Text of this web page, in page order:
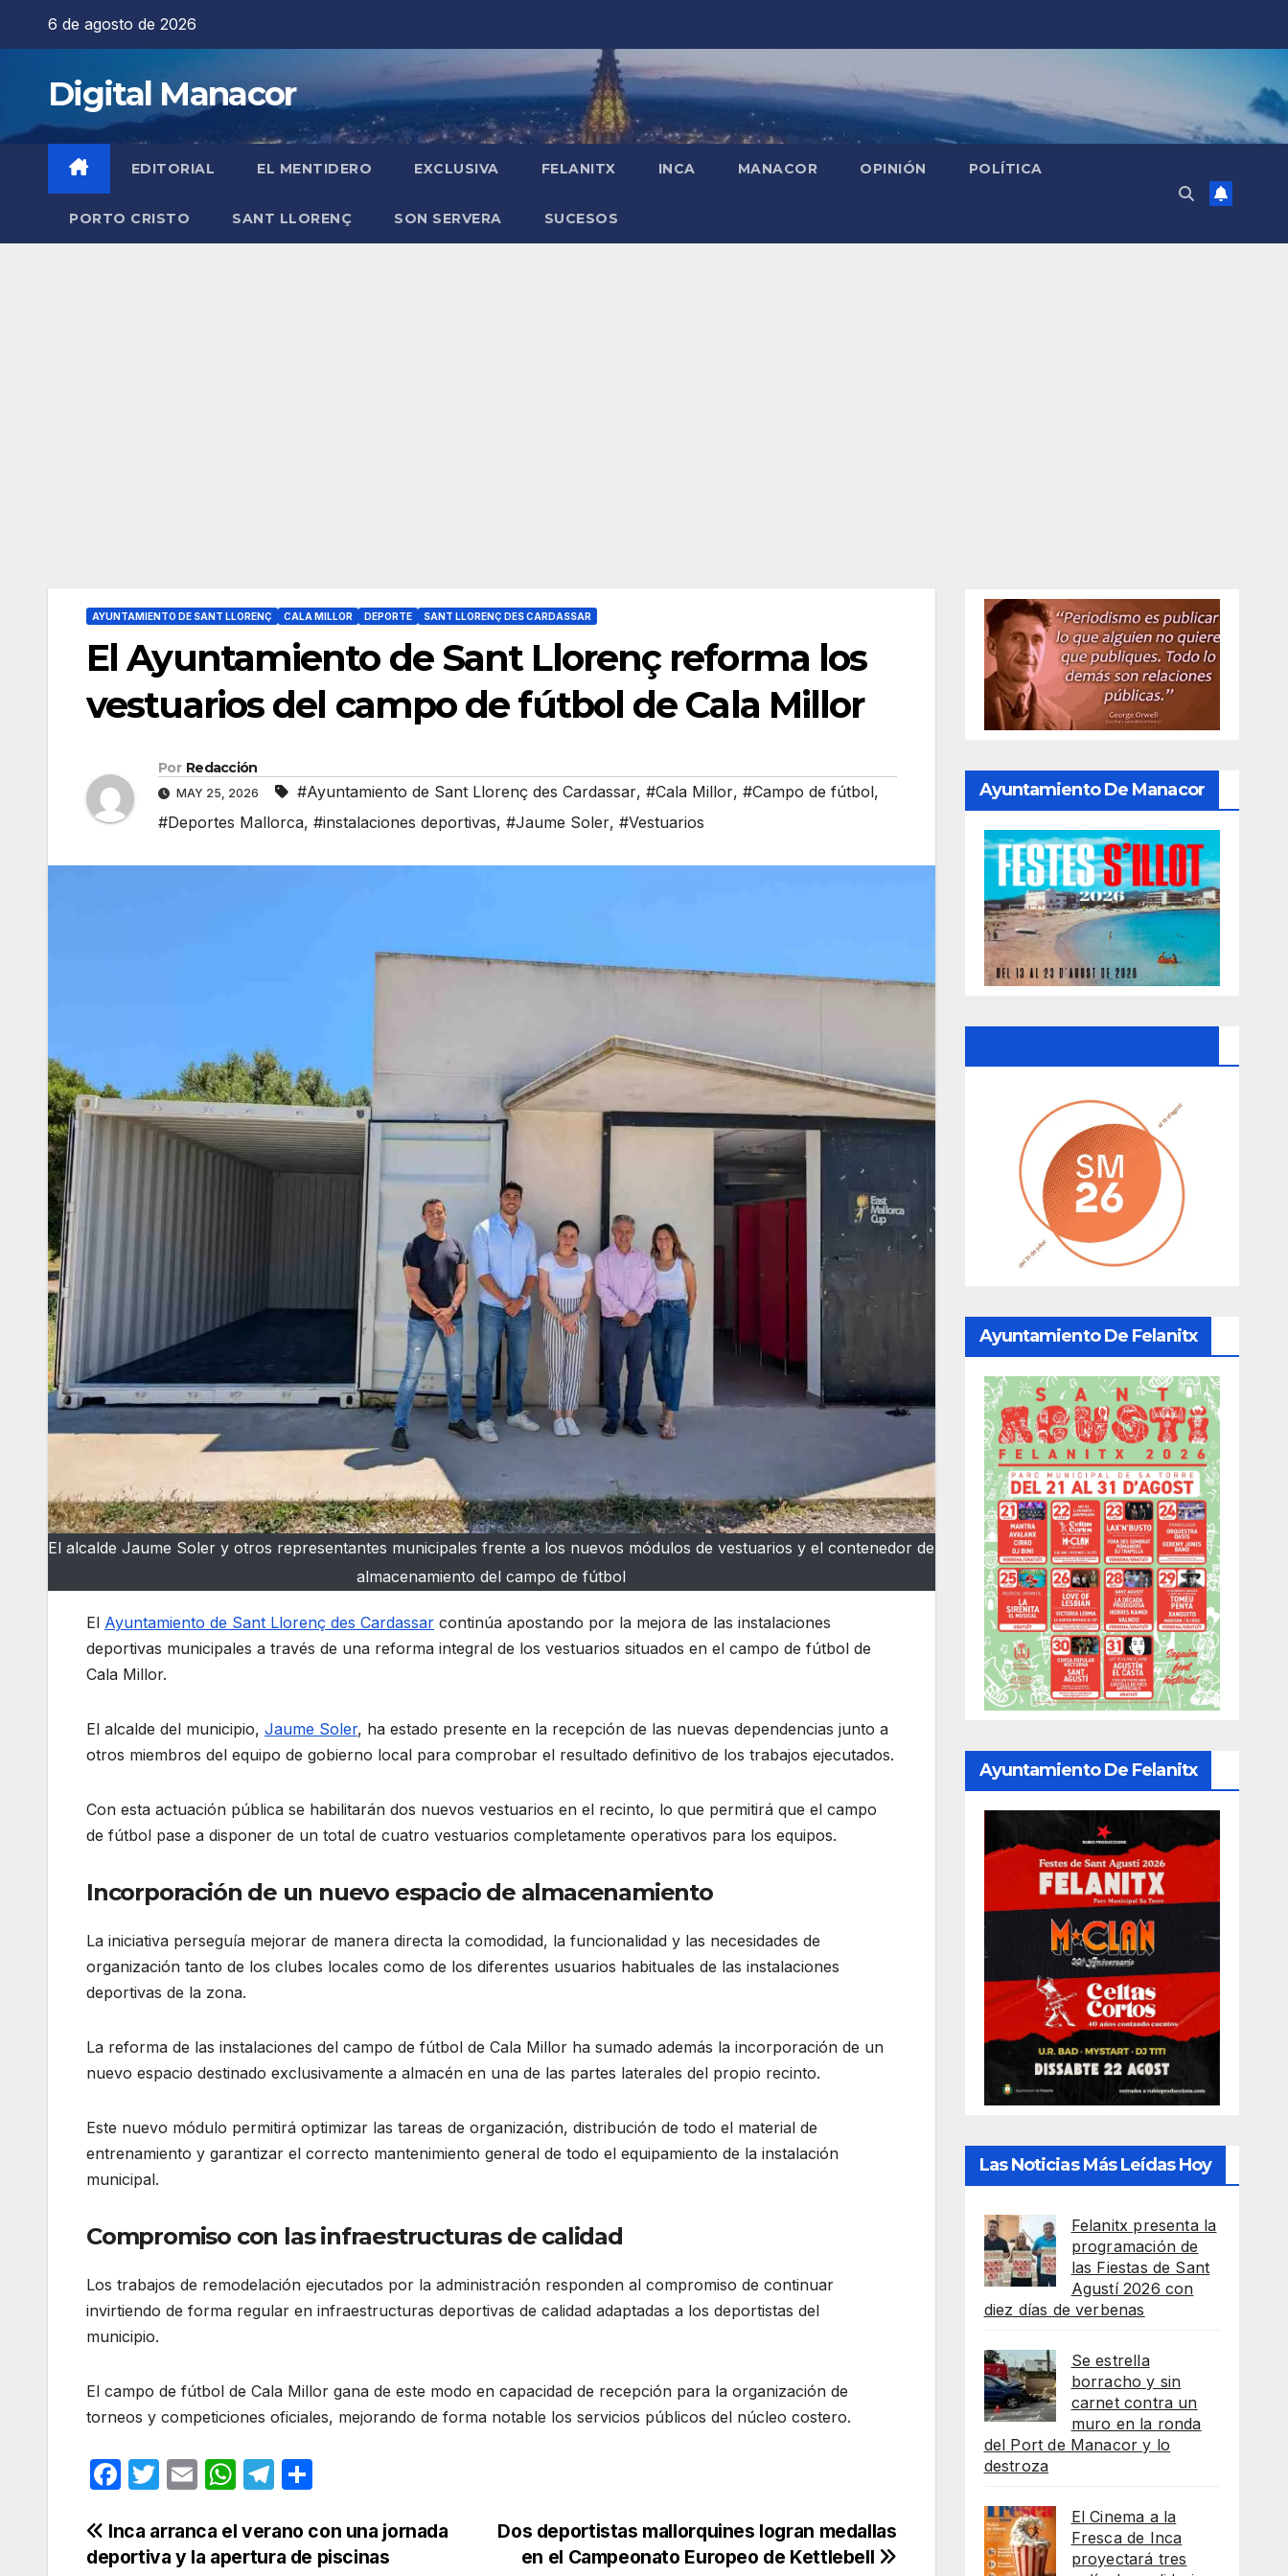
6 de agosto de 2026
Digital Manacor
EDITORIAL EL MENTIDERO EXCLUSIVA FELANITX INCA MANACOR OPINIÓN POLÍTICA
PORTO CRISTO SANT LLORENÇ SON SERVERA SUCESOS
AYUNTAMIENTO DE SANT LLORENÇ CALA MILLOR DEPORTE SANT LLORENÇ DES CARDASSAR
El Ayuntamiento de Sant Llorenç reforma los
vestuarios del campo de fútbol de Cala Millor
Por Redacción
MAY 25, 2026 #Ayuntamiento de Sant Llorenç des Cardassar, #Cala Millor, #Campo de fútbol,
#Deportes Mallorca, #instalaciones deportivas, #Jaume Soler, #Vestuarios
El alcalde Jaume Soler y otros representantes municipales frente a los nuevos módulos de vestuarios y el contenedor de
almacenamiento del campo de fútbol
El Ayuntamiento de Sant Llorenç des Cardassar continúa apostando por la mejora de las instalaciones
deportivas municipales a través de una reforma integral de los vestuarios situados en el campo de fútbol de
Cala Millor.
El alcalde del municipio, Jaume Soler, ha estado presente en la recepción de las nuevas dependencias junto a
otros miembros del equipo de gobierno local para comprobar el resultado definitivo de los trabajos ejecutados.
Con esta actuación pública se habilitarán dos nuevos vestuarios en el recinto, lo que permitirá que el campo
de fútbol pase a disponer de un total de cuatro vestuarios completamente operativos para los equipos.
Incorporación de un nuevo espacio de almacenamiento
La iniciativa perseguía mejorar de manera directa la comodidad, la funcionalidad y las necesidades de
organización tanto de los clubes locales como de los diferentes usuarios habituales de las instalaciones
deportivas de la zona.
La reforma de las instalaciones del campo de fútbol de Cala Millor ha sumado además la incorporación de un
nuevo espacio destinado exclusivamente a almacén en una de las partes laterales del propio recinto.
Este nuevo módulo permitirá optimizar las tareas de organización, distribución de todo el material de
entrenamiento y garantizar el correcto mantenimiento general de todo el equipamiento de la instalación
municipal.
Compromiso con las infraestructuras de calidad
Los trabajos de remodelación ejecutados por la administración responden al compromiso de continuar
invirtiendo de forma regular en infraestructuras deportivas de calidad adaptadas a los deportistas del
municipio.
El campo de fútbol de Cala Millor gana de este modo en capacidad de recepción para la organización de
torneos y competiciones oficiales, mejorando de forma notable los servicios públicos del núcleo costero.
F
c
e
T
itt
er
E
ail
W
at
s
T
e
gr
m
p
Navegación
Dos deportistas mallorquines logran medallas
en el Campeonato Europeo de Kettlebell
Inca arranca el verano con una jornada
deportiva y la apertura de piscinas
Ayuntamiento De Manacor
Ayuntamiento De Felanitx
Ayuntamiento De Felanitx
Las Noticias Más Leídas Hoy
Felanitx presenta la
programación de
las Fiestas de Sant
Agustí 2026 con
diez días de verbenas
Se estrella
borracho y sin
carnet contra un
muro en la ronda
del Port de Manacor y lo
destroza
El Cinema a la
Fresca de Inca
proyectará tres